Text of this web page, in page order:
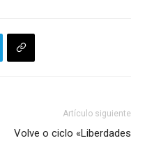
Artículo siguiente
Volve o ciclo «Liberdades